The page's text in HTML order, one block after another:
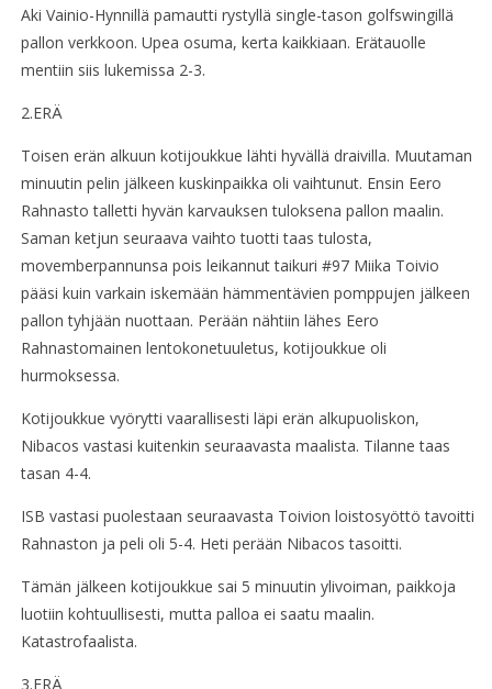
Aki Vainio-Hynnillä pamautti rystyllä single-tason golfswingillä
pallon verkkoon. Upea osuma, kerta kaikkiaan. Erätauolle
mentiin siis lukemissa 2-3.
2.ERÄ
Toisen erän alkuun kotijoukkue lähti hyvällä draivilla. Muutaman
minuutin pelin jälkeen kuskinpaikka oli vaihtunut. Ensin Eero
Rahnasto talletti hyvän karvauksen tuloksena pallon maalin.
Saman ketjun seuraava vaihto tuotti taas tulosta,
movemberpannunsa pois leikannut taikuri #97 Miika Toivio
pääsi kuin varkain iskemään hämmentävien pomppujen jälkeen
pallon tyhjään nuottaan. Perään nähtiin lähes Eero
Rahnastomainen lentokonetuuletus, kotijoukkue oli
hurmoksessa.
Kotijoukkue vyörytti vaarallisesti läpi erän alkupuoliskon,
Nibacos vastasi kuitenkin seuraavasta maalista. Tilanne taas
tasan 4-4.
ISB vastasi puolestaan seuraavasta Toivion loistosyöttö tavoitti
Rahnaston ja peli oli 5-4. Heti perään Nibacos tasoitti.
Tämän jälkeen kotijoukkue sai 5 minuutin ylivoiman, paikkoja
luotiin kohtuullisesti, mutta palloa ei saatu maalin.
Katastrofaalista.
3.ERÄ